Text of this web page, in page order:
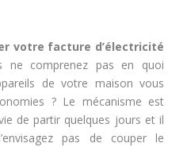
votre facture d’électricité
ne comprenez pas en quoi
de votre maison vous
? Le mécanisme est
de partir quelques jours et il
pas de couper le